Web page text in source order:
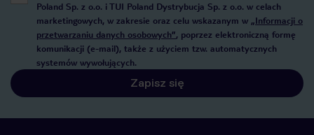
Poland Sp. z o.o. i TUI Poland Dystrybucja Sp. z o.o. w celach
marketingowych, w zakresie oraz celu wskazanym w „Informacji o
przetwarzaniu danych osobowych”, poprzez elektroniczną formę
komunikacji (e-mail), także z użyciem tzw. automatycznych
systemów wywołujących.
Zapisz się